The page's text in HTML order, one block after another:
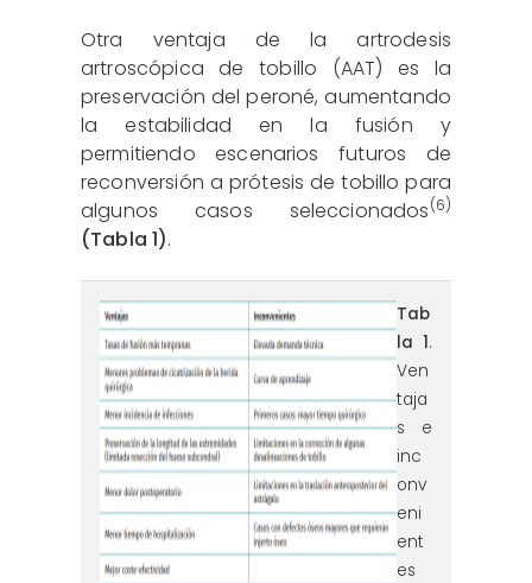
Otra ventaja de la artrodesis
artroscópica de tobillo (AAT) es la
preservación del peroné, aumentando
la estabilidad en la fusión y
permitiendo escenarios futuros de
reconversión a prótesis de tobillo para
algunos casos seleccionados(6)
(Tabla 1).
reaca.32284.fs2505013-
tabla1.png
Tab
la 1.
Ven
taja
s e
inc
onv
eni
ent
es